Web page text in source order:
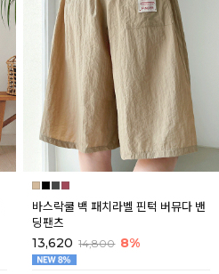
바스락쿨 백 패치라벨 핀턱 버뮤다 밴
딩팬츠
13,620 14,800 8%